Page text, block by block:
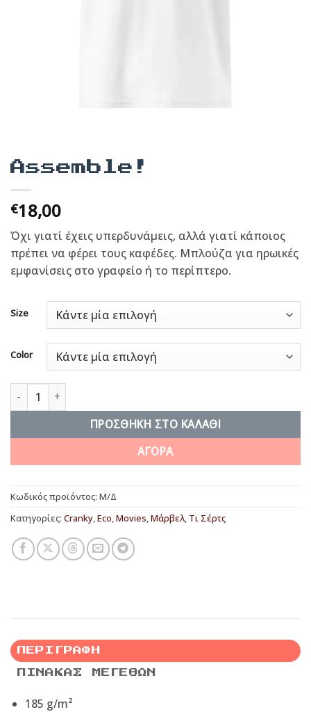
Assemble!
€18,00
Όχι γιατί έχεις υπερδυνάμεις, αλλά γιατί κάποιος
πρέπει να φέρει τους καφέδες. Μπλούζα για ηρωικές
εμφανίσεις στο γραφείο ή το περίπτερο.
Size
Color
Assemble! ποσότητα
ΠΡΟΣΘΉΚΗ ΣΤΟ ΚΑΛΆΘΙ
ΑΓΟΡΑ
Κωδικός προϊόντος: Μ/Δ
Κατηγορίες: Cranky,Eco,Movies,Μάρβελ, Τι Σέρτς
ΠΕΡΙΓΡΑΦΉ
ΠΊΝΑΚΑΣ ΜΕΓΕΘΏΝ
185 g/m²